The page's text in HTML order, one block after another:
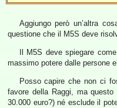
Aggiungo però un’altra
questione che il M5S deve
Il M5S deve spiegare
massimo potere dalle persone
Posso capire che non ci
favore della Raggi, ma
30.000 euro?) né esclude il